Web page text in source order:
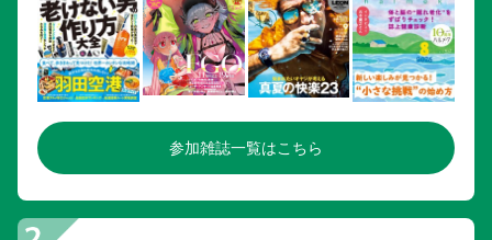
参加雑誌一覧はこちら